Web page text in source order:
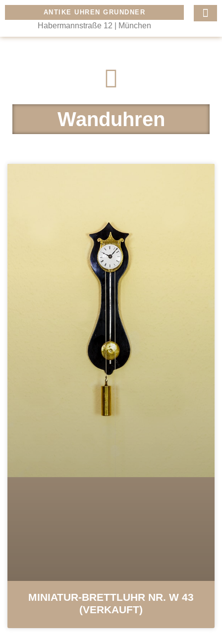
ANTIKE UHREN GRUNDNER
Habermannstraße 12 | München
Wanduhren
MINIATUR-BRETTLUHR NR. W 43
(VERKAUFT)